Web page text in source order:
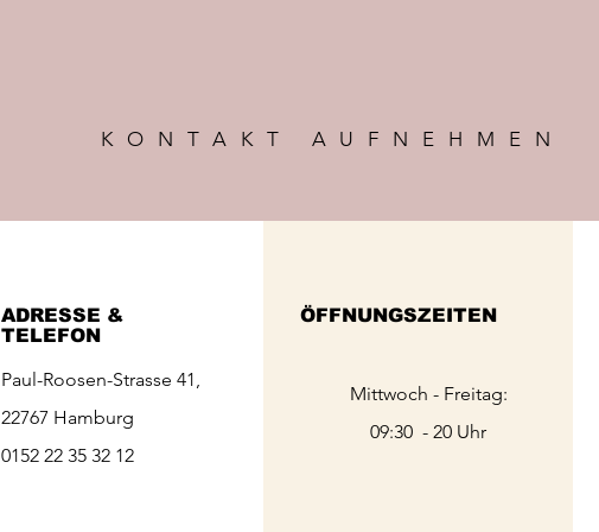
KONTAKT AUFNEHMEN
ADRESSE &
TELEFON
Paul-Roosen-Strasse 41,
22767 Hamburg
0152 22 35 32 12
ÖFFNUNGSZEITEN
Mittwoch - Freitag:
09:30 - 20 Uhr